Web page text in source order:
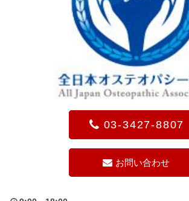
03-3427-8807
お問い合わせ